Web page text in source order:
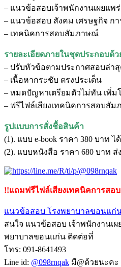
– แนวข้อสอบเจ้าพนักงานเผยแพ
– แนวข้อสอบ สังคม เศรษฐกิจ กา
– เทคนิคการสอบสัมภาษณ์
รายละเอียดภายในชุดประกอบด้ว
– ปรับหัวข้อตามประกาศสอบล่า
– เนื้อหากระชับ ตรงประเด็น
– หมดปัญหาเตรียมตัวไม่ทัน เพิ่ม
– ฟรีไฟล์เสียงเทคนิคการสอบสั
รูปแบบการสั่งชื้อสินค้า
(1). แบบ e-book ราคา 380 บาท
(2). แบบหนังสือ ราคา 680 บาท ส่
!!แถมฟรีไฟล์เสียงเทคนิคการส
แนวข้อสอบ โรงพยาบาลขอนแก่
สนใจ แนวข้อสอบ เจ้าพนักงานเ
พยาบาลขอนแก่น ติดต่อที่
โทร: 091-8641493
Line id: @098rnqak มี@ด้วยนะคะ